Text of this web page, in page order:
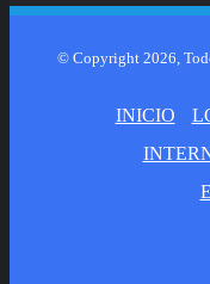
© Copyright 2026,
INICIO